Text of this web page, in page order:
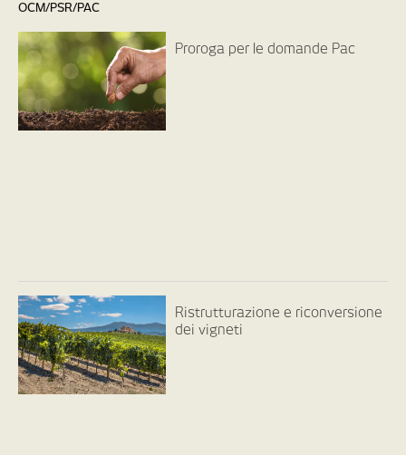
OCM/PSR/PAC
Proroga per le domande Pac
Ristrutturazione e riconversione
dei vigneti